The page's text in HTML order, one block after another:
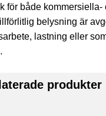
för både kommersiella-
belysning är
lastning eller